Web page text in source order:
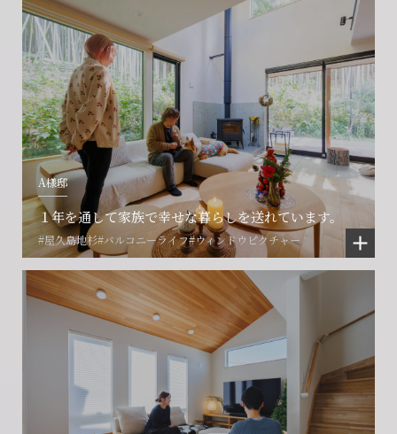
A様邸
１年を通して家族で幸せな暮らしを送れています。
#屋久島地杉#バルコニーライフ#ウィンドウピクチャー
会社に関することや物件についての
ご相談はこちら
フォームからのお問い合わせ
CONTACT
賃貸物件入居者様の
お困りごとのご相談はこちら
解約のお申し込み
土地の活用・賃貸経営に関する
ご相談はこちら
フォームからのお問い合わせ
CONTACT